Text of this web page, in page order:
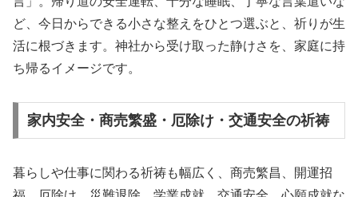
ど、今日からできる小さな整えをひとつ選ぶと、祈りが生
活に根づきます。神社から受け取った静けさを、家庭に持
ち帰るイメージです。
家内安全・商売繁盛・厄除け・交通安全の祈祷
暮らしや仕事に関わる祈祷も幅広く、商売繁昌、開運招